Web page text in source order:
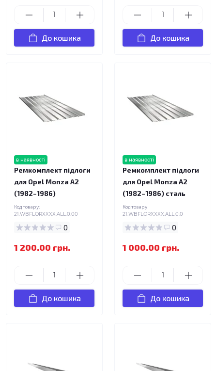
До кошика До кошика
в наявності
Ремкомплект підлоги
для Opel Monza A2
(1982–1986)
Код товару:
21.WBFLORXXXX.ALL.0.00
0
1 200.00 грн.
До кошика
в наявності
Ремкомплект підлоги
для Opel Monza A2
(1982–1986) сталь
Код товару:
21.WBFLORXXXX.ALL.0.0
0
1 000.00 грн.
До кошика